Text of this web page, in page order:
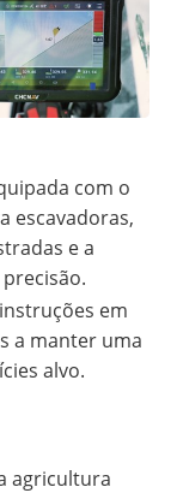
com o
escavadoras,
e a
em
a manter uma
alvo.
agricultura